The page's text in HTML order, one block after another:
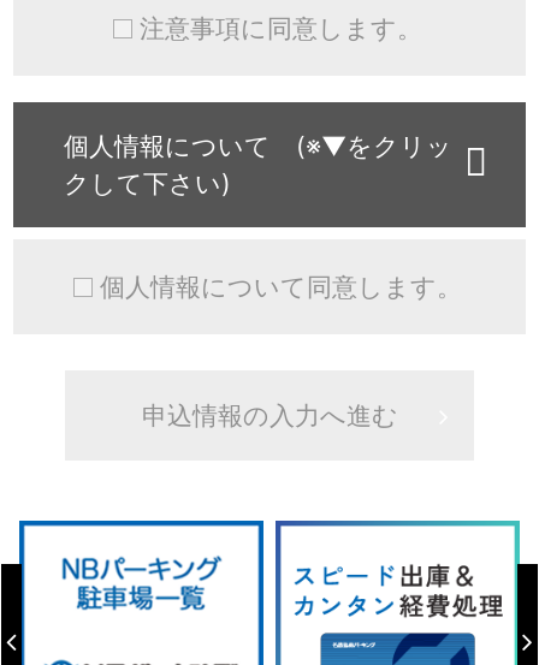
注意事項に同意します。
個人情報について (※▼をクリッ
クして下さい)
個人情報について同意します。